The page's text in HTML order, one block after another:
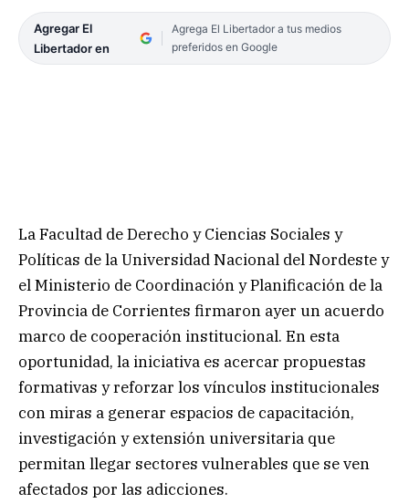
Agregar El
Libertador en
Agrega El Libertador a tus medios
preferidos en Google
La Facultad de Derecho y Ciencias Sociales y
Políticas de la Universidad Nacional del Nordeste y
el Ministerio de Coordinación y Planificación de la
Provincia de Corrientes firmaron ayer un acuerdo
marco de cooperación institucional. En esta
oportunidad, la iniciativa es acercar propuestas
formativas y reforzar los vínculos institucionales
con miras a generar espacios de capacitación,
investigación y extensión universitaria que
permitan llegar sectores vulnerables que se ven
afectados por las adicciones.